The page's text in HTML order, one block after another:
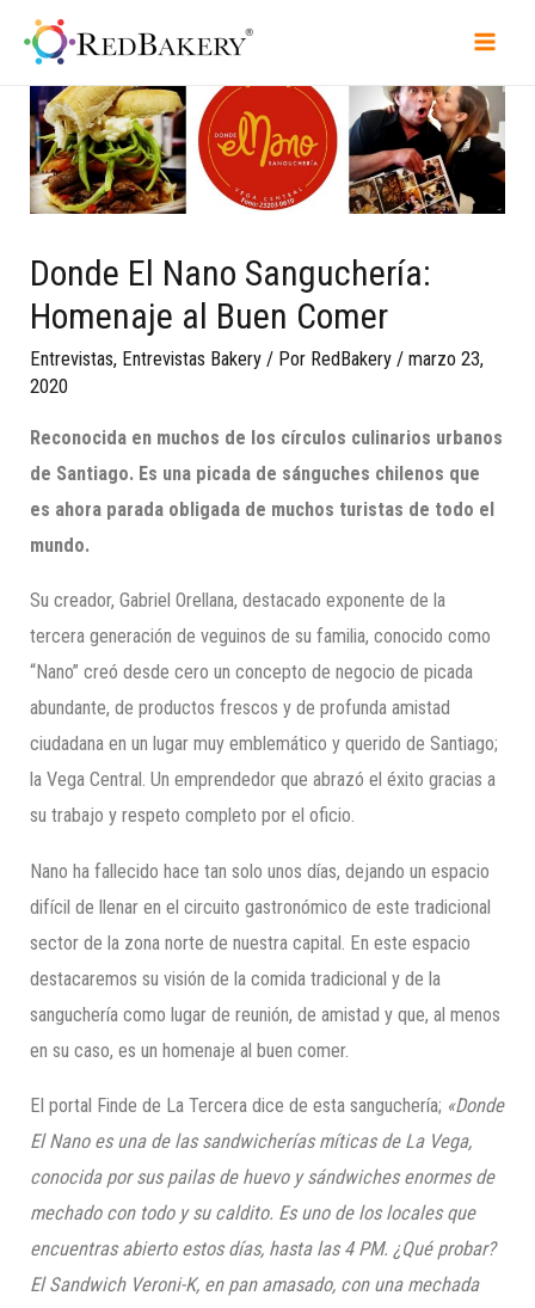
Donde El Nano Sanguchería:
Homenaje al Buen Comer
Entrevistas, Entrevistas Bakery / Por RedBakery /marzo 23,
2020
Reconocida en muchos de los círculos culinarios urbanos
de Santiago. Es una picada de sánguches chilenos que
es ahora parada obligada de muchos turistas de todo el
mundo.
Su creador, Gabriel Orellana, destacado exponente de la
tercera generación de veguinos de su familia, conocido como
“Nano” creó desde cero un concepto de negocio de picada
abundante, de productos frescos y de profunda amistad
ciudadana en un lugar muy emblemático y querido de Santiago;
la Vega Central. Un emprendedor que abrazó el éxito gracias a
su trabajo y respeto completo por el oficio.
Nano ha fallecido hace tan solo unos días, dejando un espacio
difícil de llenar en el circuito gastronómico de este tradicional
sector de la zona norte de nuestra capital. En este espacio
destacaremos su visión de la comida tradicional y de la
sanguchería como lugar de reunión, de amistad y que, al menos
en su caso, es un homenaje al buen comer.
El portal Finde de La Tercera dice de esta sanguchería; «Donde
El Nano es una de las sandwicherías míticas de La Vega,
conocida por sus pailas de huevo y sándwiches enormes de
mechado con todo y su caldito. Es uno de los locales que
encuentras abierto estos días, hasta las 4 PM. ¿Qué probar?
El Sandwich Veroni-K, en pan amasado, con una mechada